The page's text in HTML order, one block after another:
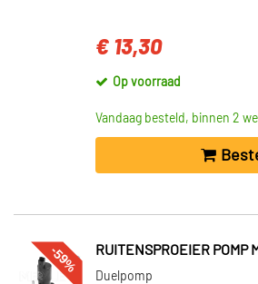
€ 13,30
Op voorraad
Vandaag besteld, binnen 2
-59% RUITENSPROEIER POMP
Duelpomp